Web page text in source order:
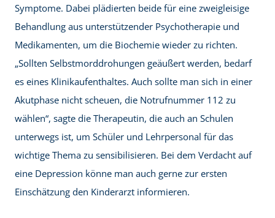
Symptome. Dabei plädierten beide für eine zweigleisige
Behandlung aus unterstützender Psychotherapie und
Medikamenten, um die Biochemie wieder zu richten.
„Sollten Selbstmorddrohungen geäußert werden, bedarf
es eines Klinikaufenthaltes. Auch sollte man sich in einer
Akutphase nicht scheuen, die Notrufnummer 112 zu
wählen“, sagte die Therapeutin, die auch an Schulen
unterwegs ist, um Schüler und Lehrpersonal für das
wichtige Thema zu sensibilisieren. Bei dem Verdacht auf
eine Depression könne man auch gerne zur ersten
Einschätzung den Kinderarzt informieren.